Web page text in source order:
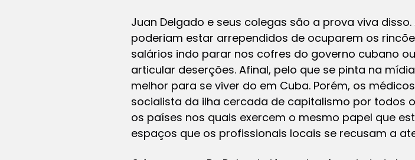
Juan Delgado e seus colegas são a prova viva
poderiam estar arrependidos de ocuparem os
salários indo parar nos cofres do governo cubano
articular deserções. Afinal, pelo que se pinta na
melhor para se viver do em Cuba. Porém, os
socialista da ilha cercada de capitalismo por todos
os países nos quais exercem o mesmo papel que
espaços que os profissionais locais se recusam a